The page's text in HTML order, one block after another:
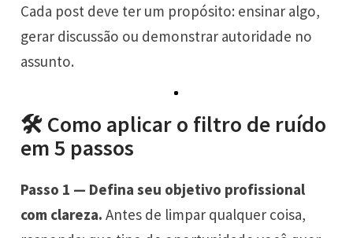
Cada post deve ter um propósito: ensinar algo,
gerar discussão ou demonstrar autoridade no
assunto.
🛠️ Como aplicar o filtro de ruído
em 5 passos
Passo 1 — Defina seu objetivo profissional
com clareza. Antes de limpar qualquer coisa,